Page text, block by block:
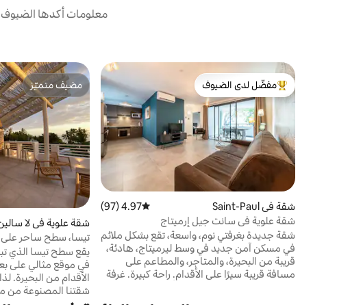
معلومات أكدها
من أبرز البيوت المفضّلة لدى الضيوف
مفضّل لدى الضيوف
شقة في Saint-Paul متوسط التقييم 4.97 من 5، 97 مراجعات
4.97 (97)
شقة علوية في سانت جيل إرميتاج
شقة جديدة بغرفتي نوم، واسعة، تقع بشكل ملائم
في مسكن آمن جديد في وسط ليرميتاج، هادئة،
قريبة من البحيرة، والمتاجر، والمطاعم على
مسافة قريبة سيرًا على الأقدام. راحة كبيرة. غرفة
مضيف متميّز
مضيف متميّز
شقة علوية في لا
تيسا، سطح ساحر على
الأقدام من البحيرة.
شقتنا المصنوعة من